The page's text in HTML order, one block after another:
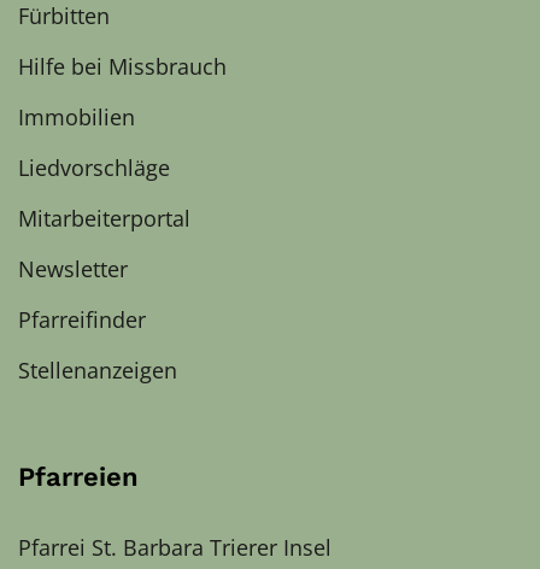
Fürbitten
Hilfe bei Missbrauch
Immobilien
Liedvorschläge
Mitarbeiterportal
Newsletter
Pfarreifinder
Stellenanzeigen
Pfarreien
Pfarrei St. Barbara Trierer Insel